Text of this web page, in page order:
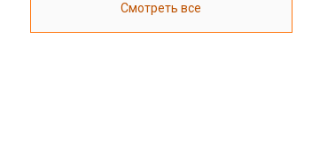
Смотреть все